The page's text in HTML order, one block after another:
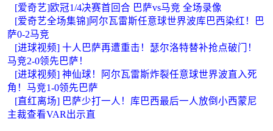
足球集锦
篮球集锦
足球新闻
篮球新闻
[爱奇艺]欧冠1/4决赛首回合 巴萨vs马竞 全场录像
[爱奇艺全场集锦]阿尔瓦雷斯任意球世界波库巴西染红！巴
萨0-2马竞
[进球视频] 十人巴萨再遭重击！瑟尔洛特替补抢点破门！
马竞2-0领先巴萨！
[进球视频] 神仙球！阿尔瓦雷斯炸裂任意球世界波直入死
角！马竞1-0领先巴萨
[直红离场] 巴萨少打一人！库巴西最后一人放倒小西蒙尼
主裁查看VAR出示直